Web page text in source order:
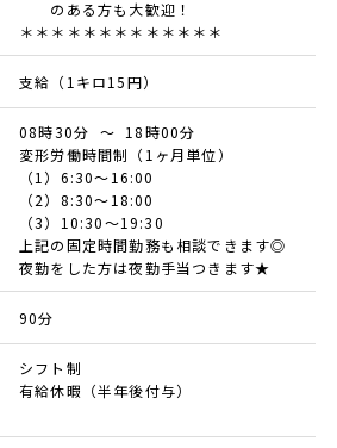
のある方も大歓迎！
＊＊＊＊＊＊＊＊＊＊＊＊＊
支給（1キロ15円）
08時30分 ～ 18時00分
変形労働時間制（1ヶ月単位）
（1）6:30～16:00
（2）8:30～18:00
（3）10:30～19:30
上記の固定時間勤務も相談できます◎
夜勤をした方は夜勤手当つきます★
90分
シフト制
有給休暇（半年後付与）